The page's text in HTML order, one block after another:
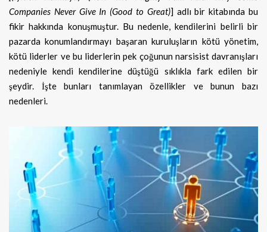
Companies Never Give In (Good to Great)] adlı bir kitabında bu
fikir hakkında konuşmuştur. Bu nedenle, kendilerini belirli bir
pazarda konumlandırmayı başaran kuruluşların kötü yönetim,
kötü liderler ve bu liderlerin pek çoğunun narsisist davranışları
nedeniyle kendi kendilerine düştüğü sıklıkla fark edilen bir
şeydir. İşte bunları tanımlayan özellikler ve bunun bazı
nedenleri.